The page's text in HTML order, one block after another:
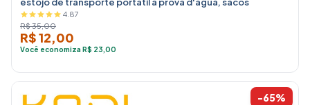
4.87
R$ 35,00
R$ 12,00
Você economiza R$ 23,00
-65%